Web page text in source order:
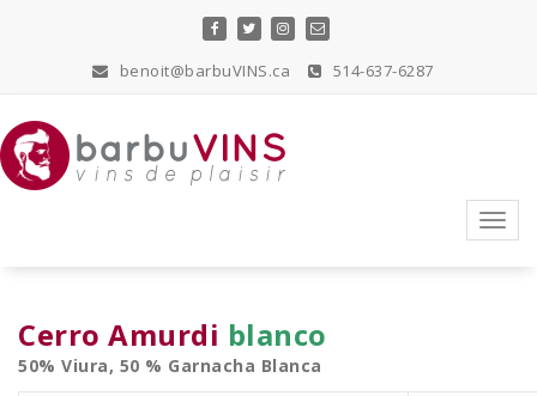
benoit@barbuVINS.ca 514-637-6287
Cerro Amurdi blanco
50% Viura, 50 % Garnacha Blanca